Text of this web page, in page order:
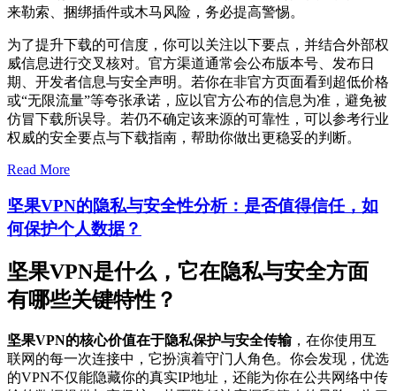
来勒索、捆绑插件或木马风险，务必提高警惕。
为了提升下载的可信度，你可以关注以下要点，并结合外部权
威信息进行交叉核对。官方渠道通常会公布版本号、发布日
期、开发者信息与安全声明。若你在非官方页面看到超低价格
或“无限流量”等夸张承诺，应以官方公布的信息为准，避免被
仿冒下载所误导。若仍不确定该来源的可靠性，可以参考行业
权威的安全要点与下载指南，帮助你做出更稳妥的判断。
Read More
坚果VPN的隐私与安全性分析：是否值得信任，如
何保护个人数据？
坚果VPN是什么，它在隐私与安全方面
有哪些关键特性？
坚果VPN的核心价值在于隐私保护与安全传输，在你使用互
联网的每一次连接中，它扮演着守门人角色。你会发现，优选
的VPN不仅能隐藏你的真实IP地址，还能为你在公共网络中传